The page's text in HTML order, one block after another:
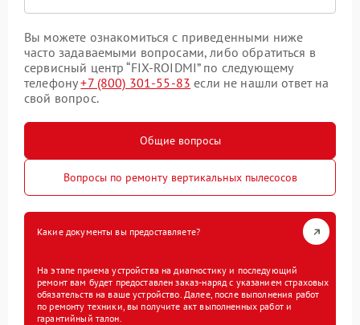
Вы можете ознакомиться с приведенными ниже
часто задаваемыми вопросами, либо обратиться в
сервисный центр “FIX-ROIDMI” по следующему
телефону+7 (800) 301-55-83 если не нашли ответ на
свой вопрос.
Общие вопросы
Вопросы по ремонту вертикальных пылесосов
Какие документы вы предоставляете?
На этапе приема устройства на диагностику и последующий
ремонт вам будет предоставлен заказ-наряд с указанием страховых
обязательств на ваше устройство. Далее, после выполнения работ
по ремонту техники, вы получите акт выполненных работ и
гарантийный талон.